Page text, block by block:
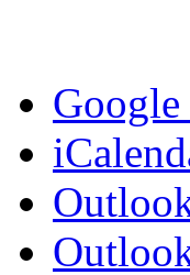
Google